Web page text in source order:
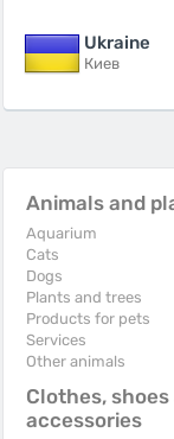
Ukraine
Киев
Animals and
Aquarium
Cats
Dogs
Plants and trees
Products for pets
Services
Other animals
Clothes, shoes
accessories